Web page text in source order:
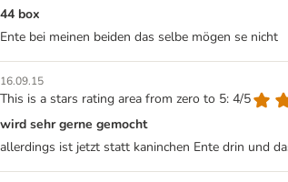
44 box
Ente bei meinen beiden das selbe mögen se nicht
16.09.15
This is a stars rating area from zero to 5: 4/5
wird sehr gerne gemocht
allerdings ist jetzt statt kaninchen Ente drin und